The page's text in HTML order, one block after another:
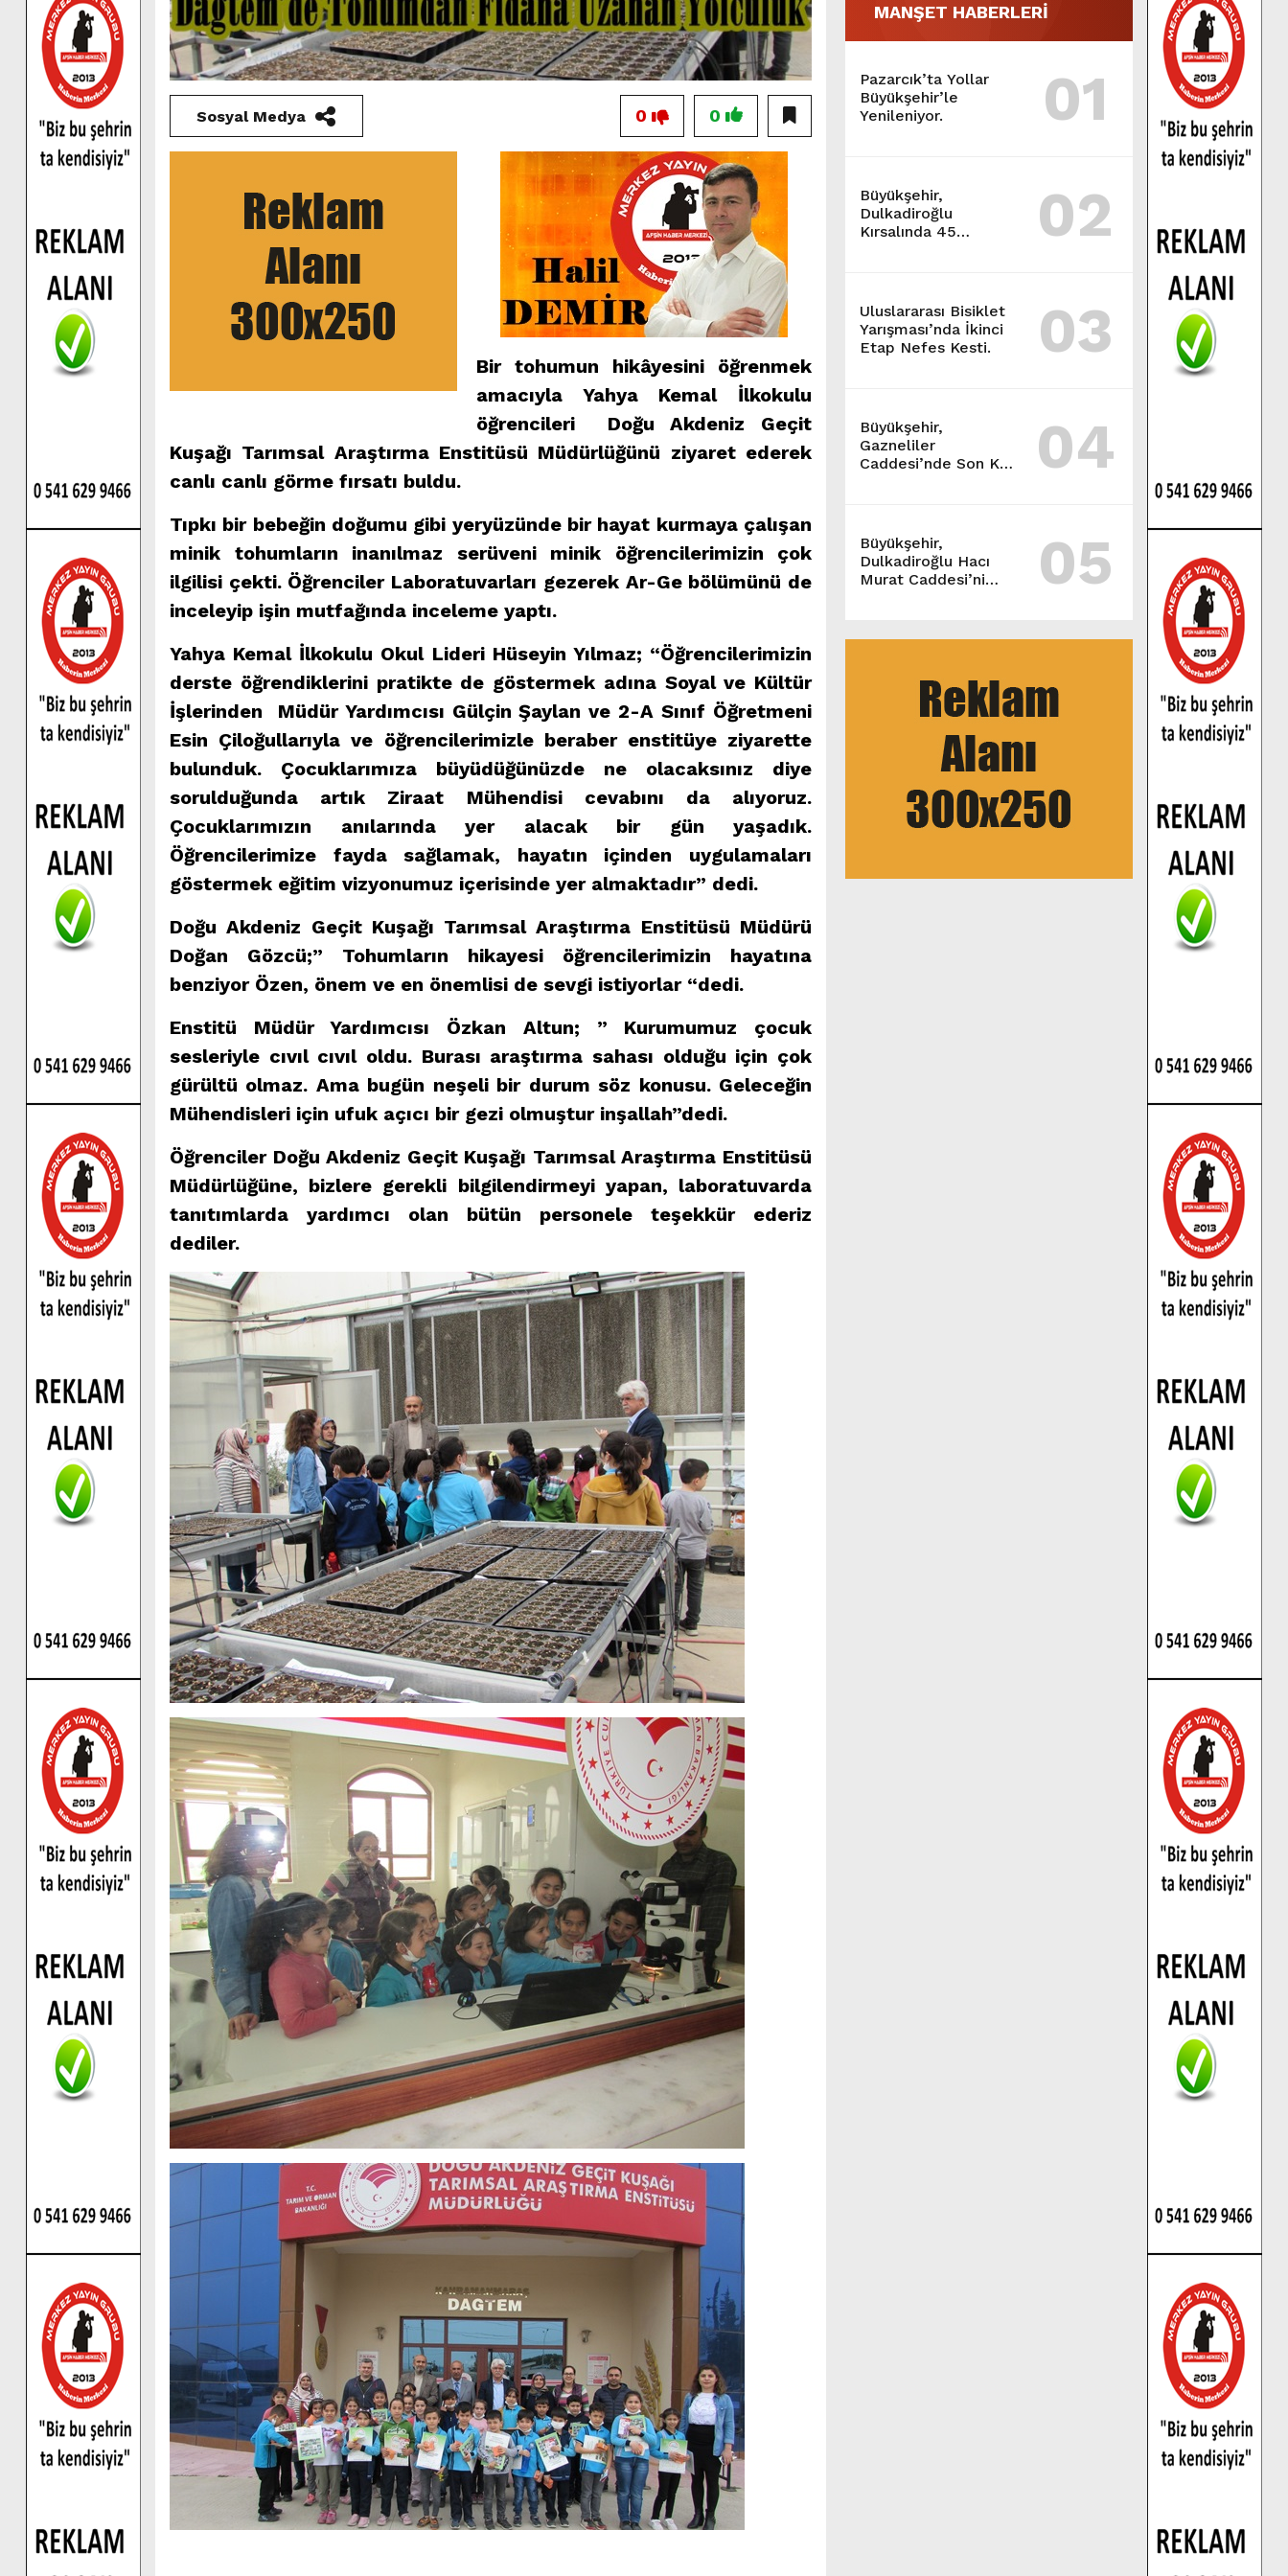
MANŞET HABERLERİ
Pazarcık’ta Yollar
Büyükşehir’le
Yenileniyor.
01
Büyükşehir,
Dulkadiroğlu
Kırsalında 45
02
Uluslararası Bisiklet
Yarışması’nda İkinci
Etap Nefes Kesti.
03
Büyükşehir,
Gazneliler
Caddesi’nde Son Kat
04
Büyükşehir,
Dulkadiroğlu Hacı
Murat Caddesi’ni
05
Sosyal Medya 0
0
Bir tohumun hikâyesini öğrenmek
amacıyla Yahya Kemal İlkokulu
öğrencileri Doğu Akdeniz Geçit
Kuşağı Tarımsal Araştırma Enstitüsü Müdürlüğünü ziyaret ederek
canlı canlı görme fırsatı buldu.
Tıpkı bir bebeğin doğumu gibi yeryüzünde bir hayat kurmaya çalışan
minik tohumların inanılmaz serüveni minik öğrencilerimizin çok
ilgilisi çekti. Öğrenciler Laboratuvarları gezerek Ar-Ge bölümünü de
inceleyip işin mutfağında inceleme yaptı.
Yahya Kemal İlkokulu Okul Lideri Hüseyin Yılmaz; “Öğrencilerimizin
derste öğrendiklerini pratikte de göstermek adına Soyal ve Kültür
İşlerinden Müdür Yardımcısı Gülçin Şaylan ve 2-A Sınıf Öğretmeni
Esin Çiloğullarıyla ve öğrencilerimizle beraber enstitüye ziyarette
bulunduk. Çocuklarımıza büyüdüğünüzde ne olacaksınız diye
sorulduğunda artık Ziraat Mühendisi cevabını da alıyoruz.
Çocuklarımızın anılarında yer alacak bir gün yaşadık.
Öğrencilerimize fayda sağlamak, hayatın içinden uygulamaları
göstermek eğitim vizyonumuz içerisinde yer almaktadır” dedi.
Doğu Akdeniz Geçit Kuşağı Tarımsal Araştırma Enstitüsü Müdürü
Doğan Gözcü;” Tohumların hikayesi öğrencilerimizin hayatına
benziyor Özen, önem ve en önemlisi de sevgi istiyorlar “dedi.
Enstitü Müdür Yardımcısı Özkan Altun; ” Kurumumuz çocuk
sesleriyle cıvıl cıvıl oldu. Burası araştırma sahası olduğu için çok
gürültü olmaz. Ama bugün neşeli bir durum söz konusu. Geleceğin
Mühendisleri için ufuk açıcı bir gezi olmuştur inşallah”dedi.
Öğrenciler Doğu Akdeniz Geçit Kuşağı Tarımsal Araştırma Enstitüsü
Müdürlüğüne, bizlere gerekli bilgilendirmeyi yapan, laboratuvarda
tanıtımlarda yardımcı olan bütün personele teşekkür ederiz
dediler.